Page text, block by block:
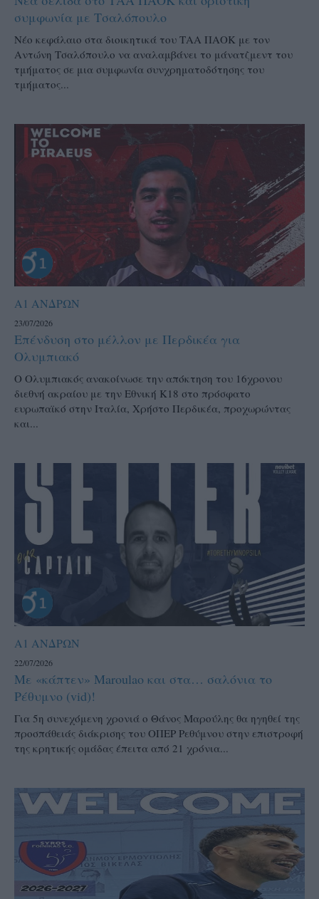
συμφωνία με Τσαλόπουλο
Νέο κεφάλαιο στα διοικητικά του ΤΑΑ ΠΑΟΚ με τον
Αντώνη Τσαλόπουλο να αναλαμβάνει το μάνατζμεντ του
τμήματος σε μια συμφωνία συνχρηματοδότησης του
τμήματος...
Α1 ΑΝΔΡΩΝ
23/07/2026
Επένδυση στο μέλλον με Περδικέα για
Ολυμπιακό
Ο Ολυμπιακός ανακοίνωσε την απόκτηση του 16χρονου
διεθνή ακραίου με την Εθνική Κ18 στο πρόσφατο
ευρωπαϊκό στην Ιταλία, Χρήστο Περδικέα, προχωρώντας
και...
Α1 ΑΝΔΡΩΝ
22/07/2026
Με «κάπτεν» Maroulao και στα… σαλόνια το
Ρέθυμνο (vid)!
Για 5η συνεχόμενη χρονιά ο Θάνος Μαρούλης θα ηγηθεί της
προσπάθειάς διάκρισης του ΟΠΕΡ Ρεθύμνου στην επιστροφή
της κρητικής ομάδας έπειτα από 21 χρόνια...